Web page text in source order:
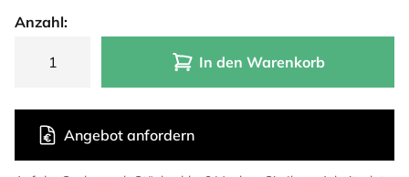
Anzahl:
In den Warenkorb
Angebot anfordern